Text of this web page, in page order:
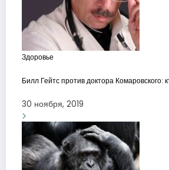
Здоровье
Билл Гейтс против доктора Комаровского:
30 ноября, 2019